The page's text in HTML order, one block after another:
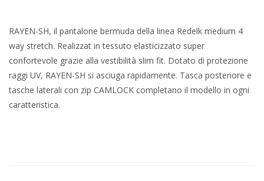
RAYEN-SH, il pantalone bermuda della linea Redelk medium 4
way stretch. Realizzat in tessuto elasticizzato super
confortevole grazie alla vestibilità slim fit. Dotato di protezione
raggi UV, RAYEN-SH si asciuga rapidamente. Tasca posteriore e
tasche laterali con zip CAMLOCK completano il modello in ogni
caratteristica.